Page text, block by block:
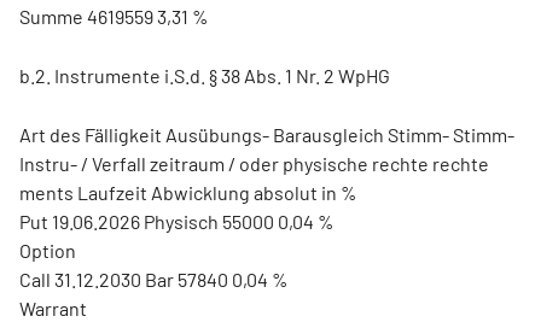
Summe 4619559 3,31 %
b.2. Instrumente i.S.d. § 38 Abs. 1 Nr. 2 WpHG
Art des Fälligkeit Ausübungs- Barausgleich Stimm- Stimm-
Instru- / Verfall zeitraum / oder physische rechte rechte
ments Laufzeit Abwicklung absolut in %
Put 19.06.2026 Physisch 55000 0,04 %
Option
Call 31.12.2030 Bar 57840 0,04 %
Warrant